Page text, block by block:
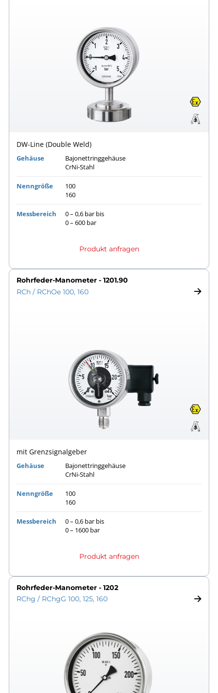
DW-Line (Double Weld)
Gehäuse
Bajonettringgehäuse
CrNi-Stahl
Nenngröße
100
160
Messbereich
0 – 0,6 bar bis
0 – 600 bar
Produkt anfragen
Rohrfeder-Manometer - 1201.90
RCh / RChOe 100, 160
mit Grenzsignalgeber
Gehäuse
Bajonettringgehäuse
CrNi-Stahl
Nenngröße
100
160
Messbereich
0 – 0,6 bar bis
0 – 1600 bar
Produkt anfragen
Rohrfeder-Manometer - 1202
RChg / RChgG 100, 125, 160